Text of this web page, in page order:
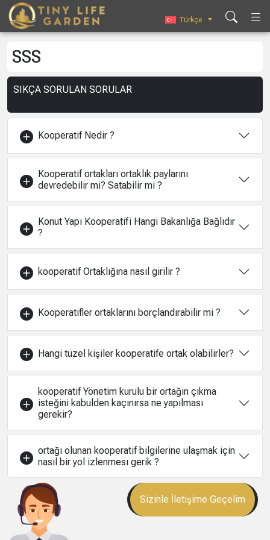
İçeriğe
geç
Türkçe
SSS
SIKÇA SORULAN SORULAR
Kooperatif Nedir ?
Kooperatif ortakları ortaklık paylarını
devredebilir mi? Satabilir mi ?
Konut Yapı Kooperatifi Hangi Bakanlığa Bağlıdır
?
kooperatif Ortaklığına nasıl girilir ?
Kooperatifler ortaklarını borçlandırabilir mi ?
Hangi tüzel kişiler kooperatife ortak olabilirler?
kooperatif Yönetim kurulu bir ortağın çıkma
isteğini kabulden kaçınırsa ne yapılması
gerekir?
ortağı olunan kooperatif bilgilerine ulaşmak için
nasıl bir yol izlenmesı gerik ?
Sizinle İletişime Geçelim